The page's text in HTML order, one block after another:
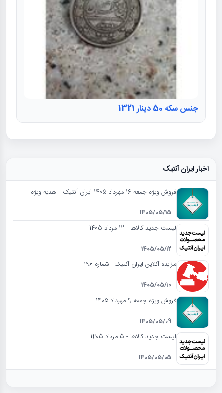
جنس سکه 50 دینار 1321
اخبار ایران آنتیک
فروش ویژه جمعه 16 مهرداد 1405 ایران آنتیک + هدیه ویژه
1405/05/15
لیست جدید کالاها - 12 مرداد 1405
1405/05/12
مزایده آنلاین ایران آنتیک - شماره 196
1405/05/10
فروش ویژه جمعه 9 مهرداد 1405
1405/05/09
لیست جدید کالاها - 5 مرداد 1405
1405/05/05